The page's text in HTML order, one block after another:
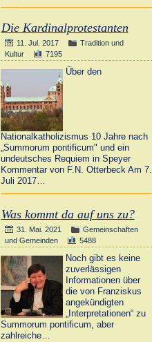
Die Kardinalprotestanten
11. Jul. 2017
Tradition und
Kultur
7195
Über den
Nationalkatholizismus 10 Jahre nach
„Summorum pontificum" und ein
undeutsches Requiem in Speyer
Kommentar von F.N. Otterbeck Am 7.
Juli 2017…
Was kommt da auf uns zu?
31. Mai. 2021
Gemeinschaften
und Gemeinden
5488
Noch gibt es keine
zuverlässigen
Informationen über
die von Franziskus
angekündigten
„Interpretationen“ zu
Summorum pontificum, aber
zahlreiche…